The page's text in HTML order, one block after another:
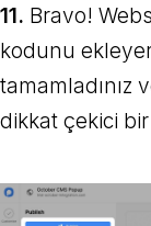
11. Bravo!
kodunu
tamamladınız
dikkat çekici